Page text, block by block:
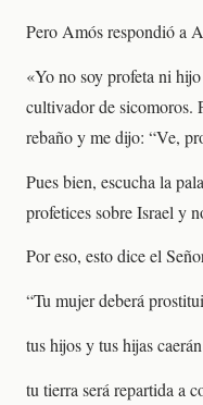
Pero Amós respondió a
«Yo no soy profeta ni
cultivador de sicomoros.
rebaño y me dijo: “Ve,
Pues bien, escucha la
profetices sobre Israel y
Por eso, esto dice el
“Tu mujer deberá
tus hijos y tus hijas
tu tierra será repartida a